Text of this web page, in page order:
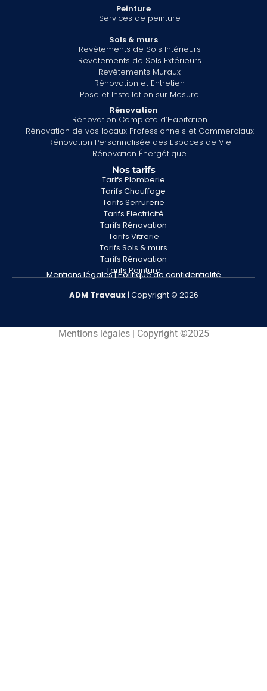
Peinture
Services de peinture
Sols & murs
Revêtements de Sols Intérieurs
Revêtements de Sols Extérieurs
Revêtements Muraux
Rénovation et Entretien
Pose et Installation sur Mesure
Rénovation
Rénovation Complète d’Habitation
Rénovation de vos locaux Professionnels et Commerciaux
Rénovation Personnalisée des Espaces de Vie
Rénovation Énergétique
Nos tarifs
Tarifs Plomberie
Tarifs Chauffage
Tarifs Serrurerie
Tarifs Electricité
Tarifs Rénovation
Tarifs Vitrerie
Tarifs Sols & murs
Tarifs Rénovation
Tarifs Peinture
Mentions légales|Politique de confidentialité
ADM Travaux| Copyright © 2026
Mentions légales | Copyright ©2025